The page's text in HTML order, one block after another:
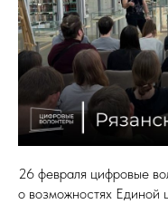
26 февраля цифровые
о возможностях Единой